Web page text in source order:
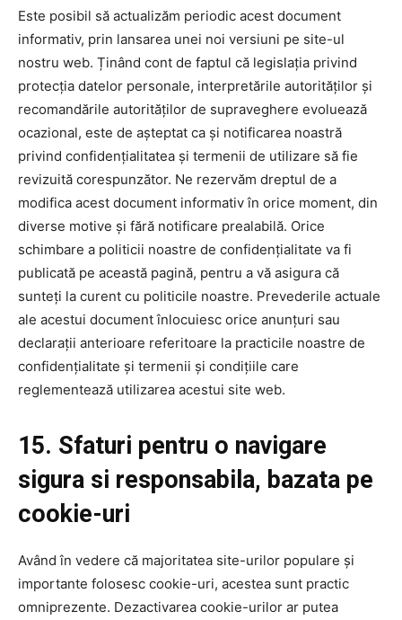
Este posibil să actualizăm periodic acest document
informativ, prin lansarea unei noi versiuni pe site-ul
nostru web. Ținând cont de faptul că legislația privind
protecția datelor personale, interpretările autorităților și
recomandările autorităților de supraveghere evoluează
ocazional, este de așteptat ca și notificarea noastră
privind confidențialitatea și termenii de utilizare să fie
revizuită corespunzător. Ne rezervăm dreptul de a
modifica acest document informativ în orice moment, din
diverse motive și fără notificare prealabilă. Orice
schimbare a politicii noastre de confidențialitate va fi
publicată pe această pagină, pentru a vă asigura că
sunteți la curent cu politicile noastre. Prevederile actuale
ale acestui document înlocuiesc orice anunțuri sau
declarații anterioare referitoare la practicile noastre de
confidențialitate și termenii și condițiile care
reglementează utilizarea acestui site web.
15. Sfaturi pentru o navigare
sigura si responsabila, bazata pe
cookie-uri
Având în vedere că majoritatea site-urilor populare și
importante folosesc cookie-uri, acestea sunt practic
omniprezente. Dezactivarea cookie-urilor ar putea